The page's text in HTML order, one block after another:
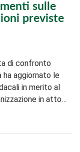
sulle
previste
di confronto
ha aggiornato le
in merito al
in atto…